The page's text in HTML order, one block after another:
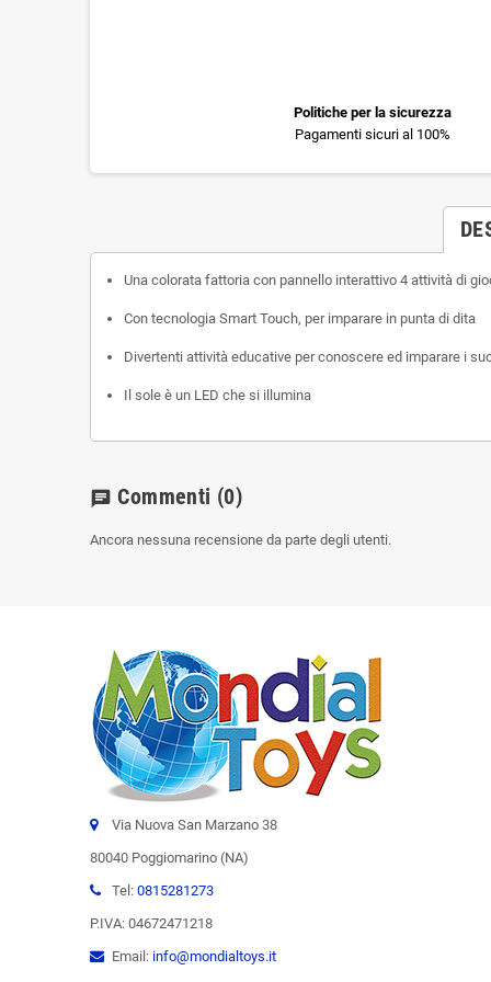
Politiche per la sicurezza
Pagamenti sicuri al 100%
Una colorata fattoria con pannello interattivo 4 attività di
Con tecnologia Smart Touch, per imparare in punta di dita
Divertenti attività educative per conoscere ed imparare i
Il sole è un LED che si illumina
chat Commenti (0)
Ancora nessuna recensione da parte degli utenti.
Via Nuova San Marzano 38
80040 Poggiomarino (NA)
Tel: 0815281273
P.IVA: 04672471218
Email: info@mondialtoys.it